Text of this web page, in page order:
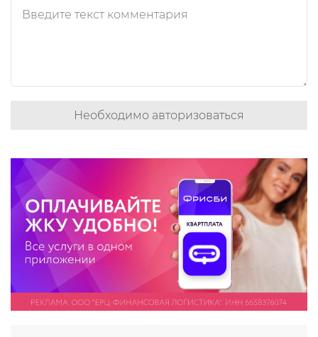
Необходимо авторизоваться